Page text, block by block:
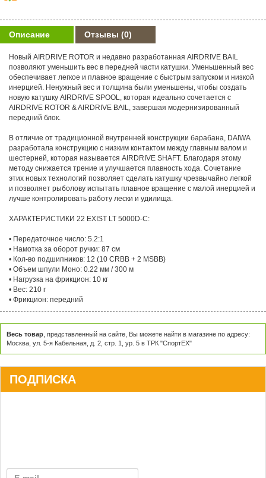
Описание Отзывы(0)
Новый AIRDRIVE ROTOR и недавно разработанная AIRDRIVE BAIL
позволяют уменьшить вес в передней части катушки. Уменьшенный вес
обеспечивает легкое и плавное вращение с быстрым запуском и низкой
инерцией. Ненужный вес и толщина были уменьшены, чтобы создать
новую катушку AIRDRIVE SPOOL, которая идеально сочетается с
AIRDRIVE ROTOR & AIRDRIVE BAIL, завершая модернизированный
В отличие от традиционной внутренней конструкции барабана, DAIWA
разработала конструкцию с низким контактом между главным валом и
шестерней, которая называется AIRDRIVE SHAFT. Благодаря этому
методу снижается трение и улучшается плавность хода. Сочетание
этих новых технологий позволяет сделать катушку чрезвычайно легкой
и позволяет рыболову испытать плавное вращение с малой инерцией и
• Передаточное число: 5.2:1
• Намотка за оборот ручки: 87 см
• Кол-во подшипников: 12 (10 CRBB + 2 MSBB)
• Объем шпули Моно: 0.22 мм / 300 м
• Нагрузка на фрикцион: 10 кг
• Вес: 210 г
• Фрикцион: передний
Весь товар , представленный на сайте, Вы можете найти в магазине по адресу:
Москва, ул. 5-я Кабельная, д. 2, стр. 1, ур. 5 в ТРК "СпортЕХ"
ПОДПИСКА